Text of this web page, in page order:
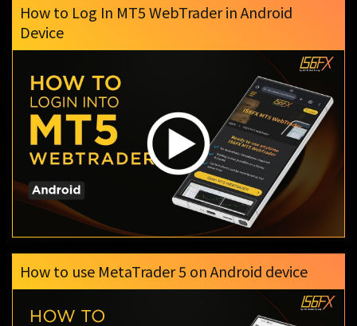
How to Log In MT5 WebTrader in Android
Device
How to use MetaTrader 5 on Android device